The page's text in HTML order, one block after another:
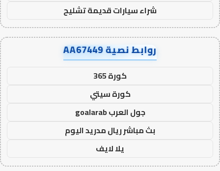
شراء سيارات قديمة تشليح
روابط نصية AA67449
كورة 365
كورة سيتي
جول العرب goalarab
بث مباشر ريال مدريد اليوم
يلا لايف